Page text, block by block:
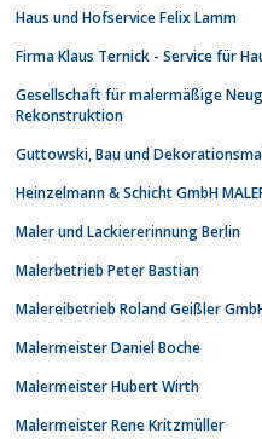
Haus und Hofservice Felix Lamm
Firma Klaus Ternick - Service für
Gesellschaft für malermäßige
Rekonstruktion
Guttowski, Bau und
Heinzelmann & Schicht GmbH
Maler und Lackiererinnung Berlin
Malerbetrieb Peter Bastian
Malereibetrieb Roland Geißler
Malermeister Daniel Boche
Malermeister Hubert Wirth
Malermeister Rene Kritzmüller